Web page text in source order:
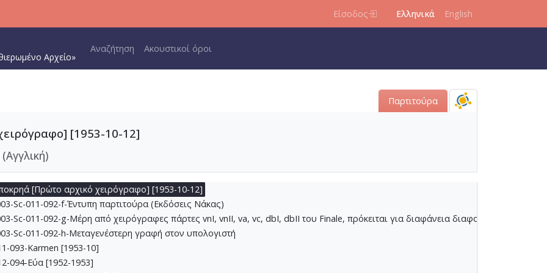
Είσοδος Ελληνικά English
Αρχείο»
Main navigation
Αναζήτηση Ακουστικοί όροι
Παρτιτούρα
[1953-10-12]
087-Ορφέας και Ευρυδίκη (Διασκευή για πιάνο) [1952-08-02]
088-Ορφέας και Ευρυδίκη [1952-08-17]
089-ELIKON για πιάνο και ορχήστρα (ΕΛΙΚΩΝΑΣ) [1952-12-25]
090-Συρτός Χανιώτικος για πιάνο και κρουστά [1952]
092-Carnaval-Ελληνική Αποκρηά [1947-1953]
Sc-011-092-b-Χειρόγραφη παρτιτούρα Μ.Θ. για πιάνο
Sc-011-092-d-Φωτοτυπία μέρους διασκευής για δύο πιάνα Μ.Θ.
Sc-011-092-e-Παρτιτούρα με ημερομηνία Μ.Θ. 12.10.1953 και ημερομηνία SACEM 12/3/56
[Πρώτο αρχικό χειρόγραφο] [1953-10-12]
Sc-011-092-f-Έντυπη παρτιτούρα (Εκδόσεις Νάκας)
Sc-011-092-g-Μέρη από χειρόγραφες πάρτες vnΙ, vnII, va, vc, dbI, dbII του Finale, πρόκειται για διαφάνεια διαφορετικής,
Sc-011-092-h-Μεταγενέστερη γραφή στον υπολογιστή
093-Karmen [1953-10]
094-Εύα [1952-1953]